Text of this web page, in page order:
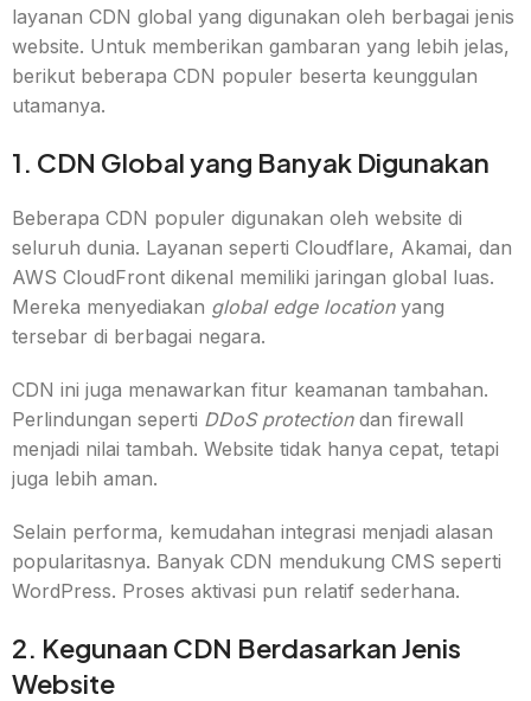
layanan CDN global yang digunakan oleh berbagai jenis
website. Untuk memberikan gambaran yang lebih jelas,
berikut beberapa CDN populer beserta keunggulan
utamanya.
1. CDN Global yang Banyak Digunakan
Beberapa CDN populer digunakan oleh website di
seluruh dunia. Layanan seperti Cloudflare, Akamai, dan
AWS CloudFront dikenal memiliki jaringan global luas.
Mereka menyediakan global edge locationyang
tersebar di berbagai negara.
CDN ini juga menawarkan fitur keamanan tambahan.
Perlindungan seperti DDoS protectiondan firewall
menjadi nilai tambah. Website tidak hanya cepat, tetapi
juga lebih aman.
Selain performa, kemudahan integrasi menjadi alasan
popularitasnya. Banyak CDN mendukung CMS seperti
WordPress. Proses aktivasi pun relatif sederhana.
2. Kegunaan CDN Berdasarkan Jenis
Website